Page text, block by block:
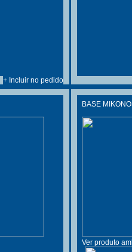
+ Incluir no pedido
BASE
Ver produto